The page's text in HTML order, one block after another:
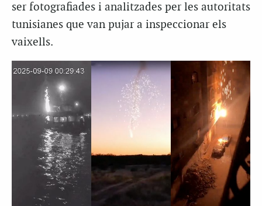
ser fotografiades i analitzades per les autoritats
tunisianes que van pujar a inspeccionar els
vaixells.